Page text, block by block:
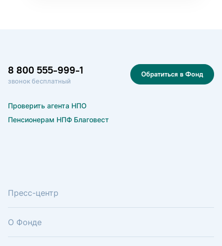
8 800 555-999-1
звонок бесплатный
Обратиться в Фонд
Проверить агента НПО
Пенсионерам НПФ Благовест
Пресс-центр
О Фонде